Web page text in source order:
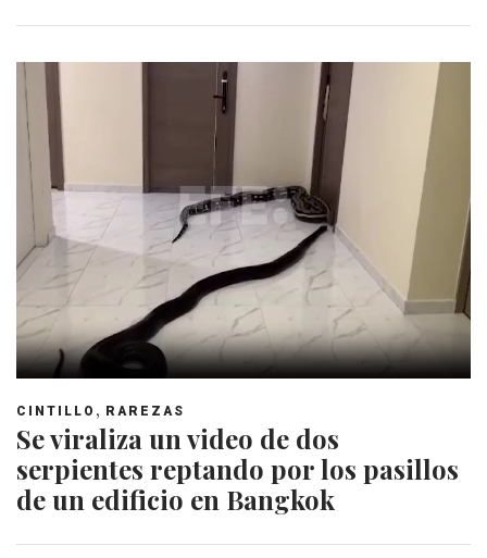
CINTILLO , RAREZAS
Se viraliza un video de dos
serpientes reptando por los pasillos
de un edificio en Bangkok